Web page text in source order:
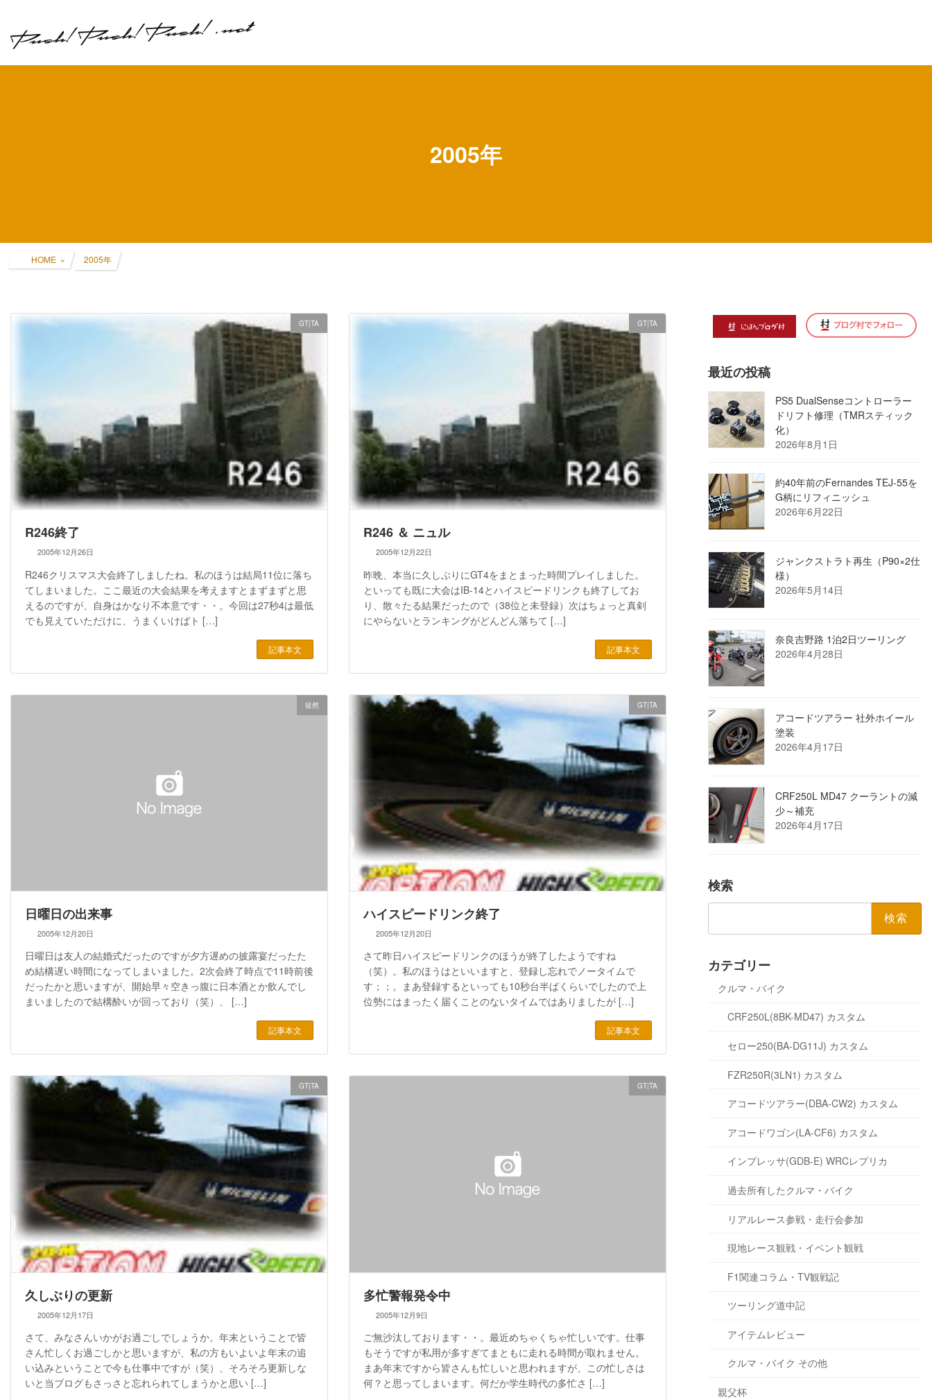
2005年
HOME 2005年
GT|TA
R246終了
2005年12月26日
R246クリスマス大会終了しましたね。私のほうは結局11位に落ち
てしまいました。ここ最近の大会結果を考えますとまずまずと思
えるのですが、自身はかなり不本意です・・。今回は27秒4は最低
でも見えていただけに、うまくいけばト […]
記事本文
GT|TA
R246 ＆ ニュル
2005年12月22日
昨晩、本当に久しぶりにGT4をまとまった時間プレイしました。
といっても既に大会はIB-14とハイスピードリンクも終了してお
り、散々たる結果だったので（38位と未登録）次はちょっと真剣
にやらないとランキングがどんどん落ちて […]
記事本文
徒然
日曜日の出来事
2005年12月20日
日曜日は友人の結婚式だったのですが夕方遅めの披露宴だったた
め結構遅い時間になってしまいました。2次会終了時点で11時前後
だったかと思いますが、開始早々空きっ腹に日本酒とか飲んでし
まいましたので結構酔いが回っており（笑）、 […]
記事本文
GT|TA
ハイスピードリンク終了
2005年12月20日
さて昨日ハイスピードリンクのほうが終了したようですね
（笑）。私のほうはといいますと、登録し忘れでノータイムで
す；；。まあ登録するといっても10秒台半ばくらいでしたので上
位勢にはまったく届くことのないタイムではありましたが […]
記事本文
GT|TA
久しぶりの更新
2005年12月17日
さて、みなさんいかがお過ごしでしょうか。年末ということで皆
さん忙しくお過ごしかと思いますが、私の方もいよいよ年末の追
い込みということで今も仕事中ですが（笑）、そろそろ更新しな
いと当ブログもさっさと忘れられてしまうかと思い […]
GT|TA
多忙警報発令中
2005年12月9日
ご無沙汰しております・・。最近めちゃくちゃ忙しいです。仕事
もそうですが私用が多すぎてまともに走れる時間が取れません。
まあ年末ですから皆さんも忙しいと思われますが、この忙しさは
何？と思ってしまいます。何だか学生時代の多忙さ […]
最近の投稿
PS5 DualSenseコントローラー
ドリフト修理（TMRスティック
化）
2026年8月1日
約40年前のFernandes TEJ-55を
G柄にリフィニッシュ
2026年6月22日
ジャンクストラト再生（P90×2仕
様）
2026年5月14日
奈良吉野路 1泊2日ツーリング
2026年4月28日
アコードツアラー 社外ホイール
塗装
2026年4月17日
CRF250L MD47 クーラントの減
少～補充
2026年4月17日
検索
カテゴリー
クルマ・バイク
CRF250L(8BK-MD47) カスタム
セロー250(BA-DG11J) カスタム
FZR250R(3LN1) カスタム
アコードツアラー(DBA-CW2) カスタム
アコードワゴン(LA-CF6) カスタム
インプレッサ(GDB-E) WRCレプリカ
過去所有したクルマ・バイク
リアルレース参戦・走行会参加
現地レース観戦・イベント観戦
F1関連コラム・TV観戦記
ツーリング道中記
アイテムレビュー
クルマ・バイク その他
親父杯